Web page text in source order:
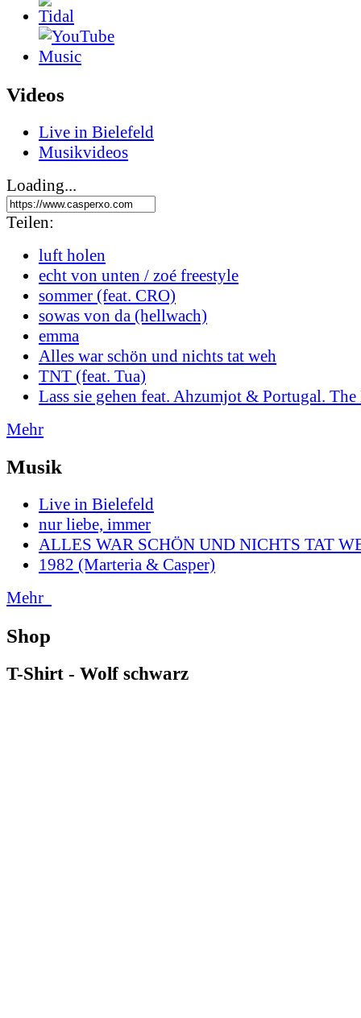
Videos
Live in Bielefeld
Musikvideos
Loading...
Teilen:
luft holen
echt von unten / zoé freestyle
sommer (feat. CRO)
sowas von da (hellwach)
emma
Alles war schön und nichts tat weh
TNT (feat. Tua)
Lass sie gehen feat. Ahzumjot & Portugal.
Mehr
Musik
Live in Bielefeld
nur liebe, immer
ALLES WAR SCHÖN UND NICHTS TAT
1982 (Marteria & Casper)
Mehr
Shop
T-Shirt - Wolf schwarz